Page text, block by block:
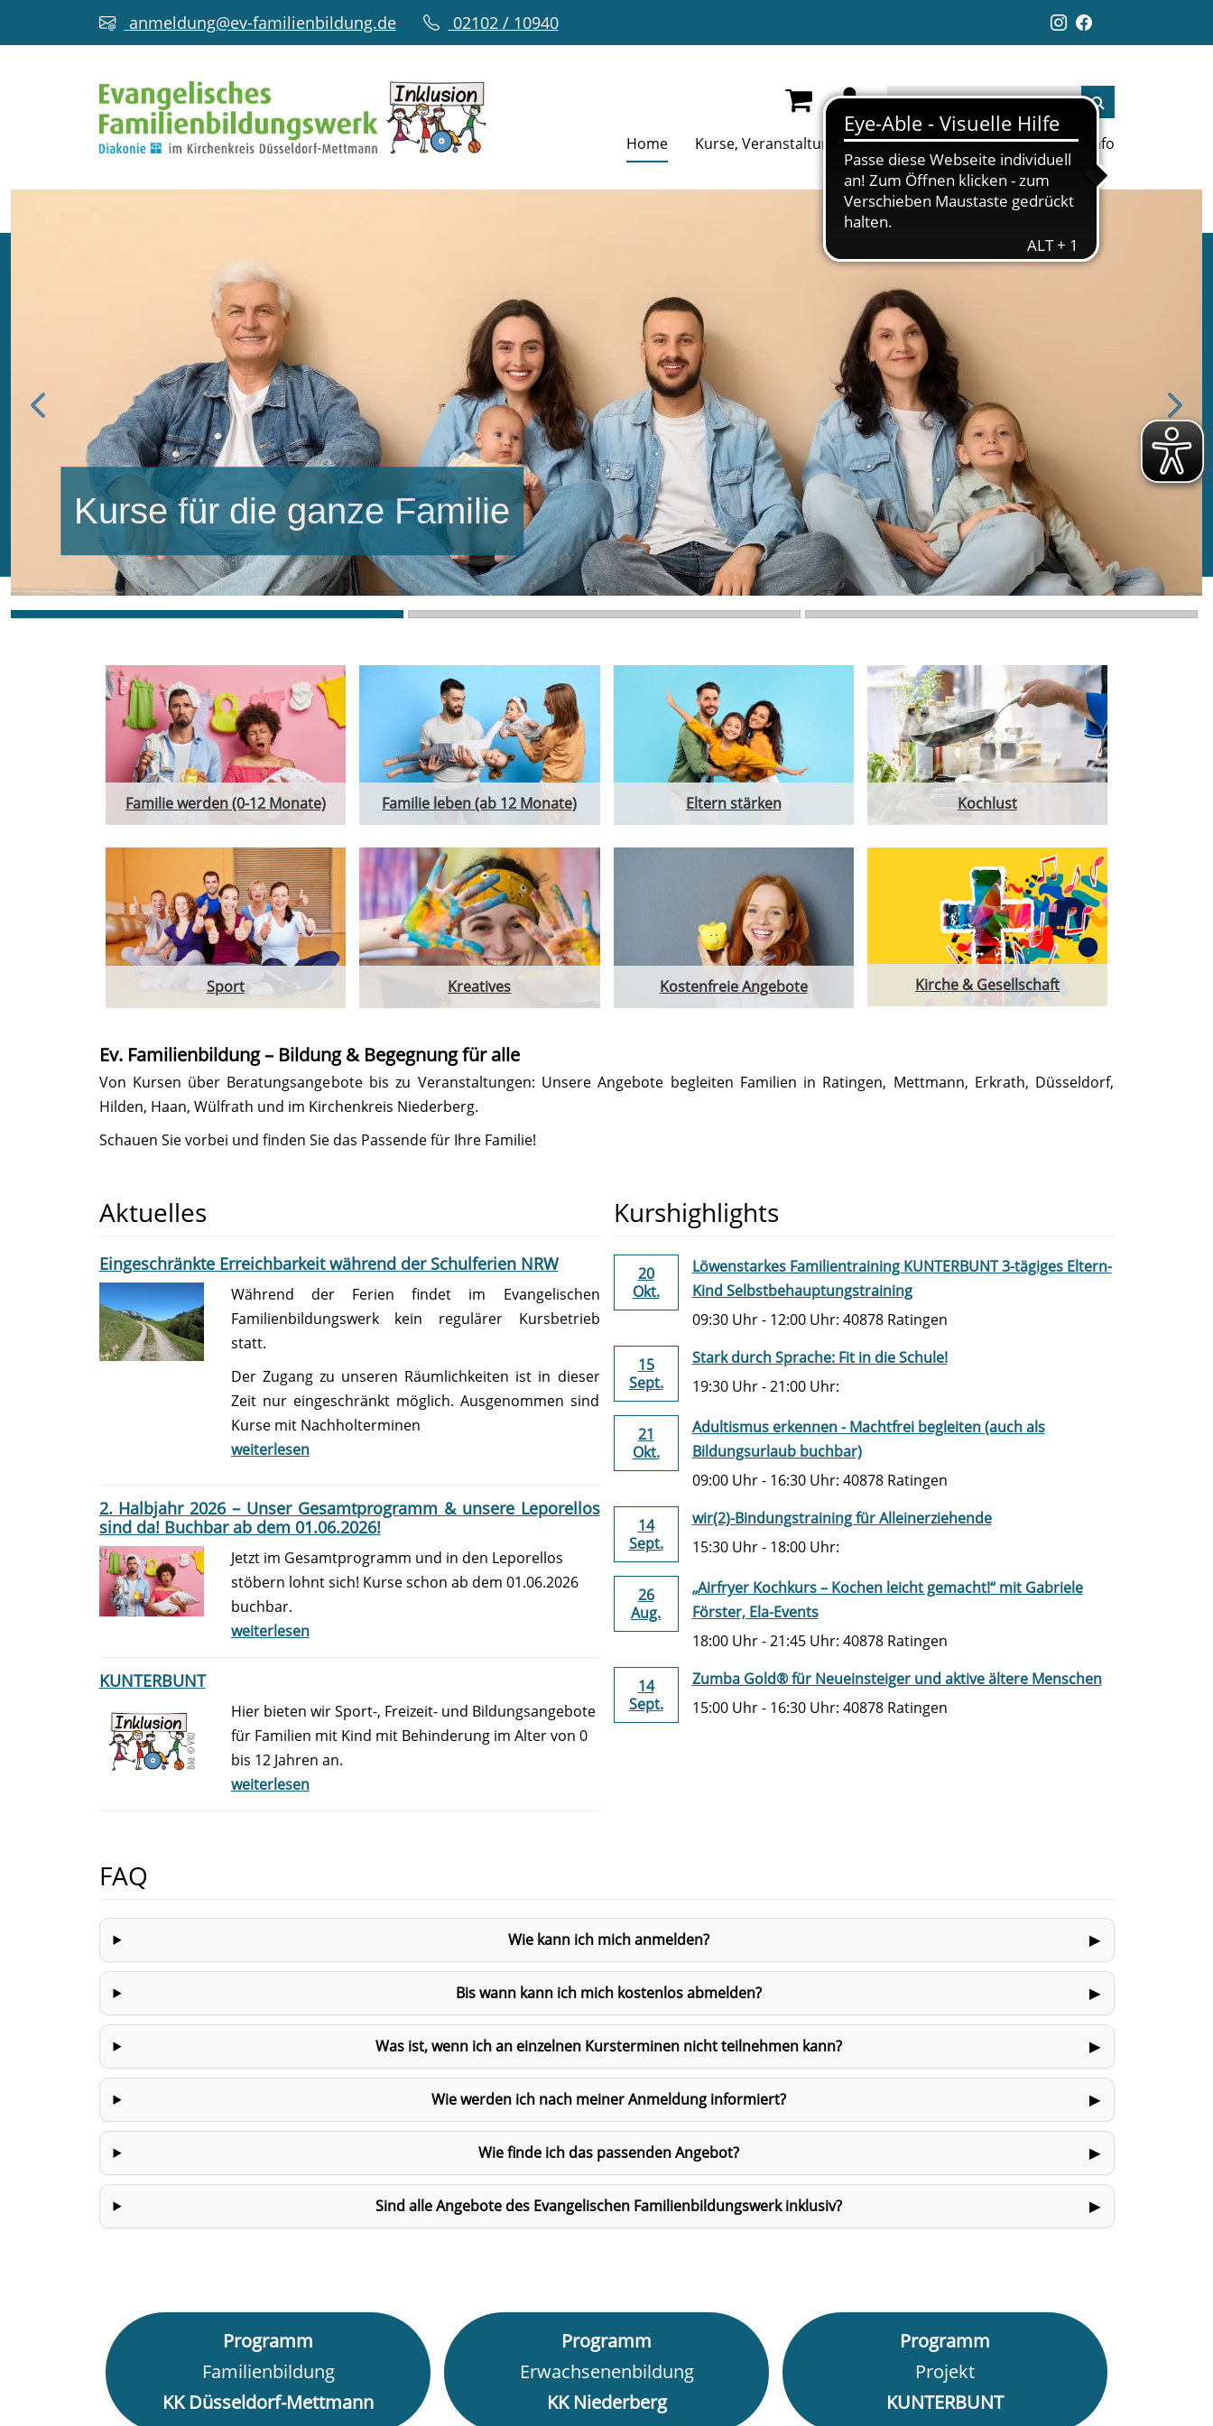
anmeldung@ev-familienbildung.de 02102 / 10940
Home Kurse, Veranstaltungen Aktuelles Jobs Links Info
Kurse für die ganze Familie
Familie werden (0-12 Monate) Familie leben (ab 12 Monate) Eltern stärken Kochlust
Sport Kreatives Kostenfreie Angebote Kirche & Gesellschaft
Ev. Familienbildung – Bildung & Begegnung für alle
Von Kursen über Beratungsangebote bis zu Veranstaltungen: Unsere Angebote begleiten Familien in Ratingen, Mettmann, Erkrath, Düsseldorf,
Hilden, Haan, Wülfrath und im Kirchenkreis Niederberg.
Schauen Sie vorbei und finden Sie das Passende für Ihre Familie!
Aktuelles
Eingeschränkte Erreichbarkeit während der Schulferien NRW
Während der Ferien findet im Evangelischen
Familienbildungswerk kein regulärer Kursbetrieb
statt.
Der Zugang zu unseren Räumlichkeiten ist in dieser
Zeit nur eingeschränkt möglich. Ausgenommen sind
Kurse mit Nachholterminen
weiterlesen
2. Halbjahr 2026 – Unser Gesamtprogramm & unsere Leporellos
sind da! Buchbar ab dem 01.06.2026!
Jetzt im Gesamtprogramm und in den Leporellos
stöbern lohnt sich! Kurse schon ab dem 01.06.2026
buchbar.
weiterlesen
KUNTERBUNT
Hier bieten wir Sport-, Freizeit- und Bildungsangebote
für Familien mit Kind mit Behinderung im Alter von 0
bis 12 Jahren an.
weiterlesen
Kurshighlights
20
Okt.
Löwenstarkes Familientraining KUNTERBUNT 3-tägiges Eltern-
Kind Selbstbehauptungstraining
09:30 Uhr - 12:00 Uhr: 40878 Ratingen
15
Sept.
Stark durch Sprache: Fit in die Schule!
19:30 Uhr - 21:00 Uhr:
21
Okt.
Adultismus erkennen - Machtfrei begleiten (auch als
Bildungsurlaub buchbar)
09:00 Uhr - 16:30 Uhr: 40878 Ratingen
14
Sept.
wir(2)-Bindungstraining für Alleinerziehende
15:30 Uhr - 18:00 Uhr:
26
Aug.
„Airfryer Kochkurs – Kochen leicht gemacht!“ mit Gabriele
Förster, Ela-Events
18:00 Uhr - 21:45 Uhr: 40878 Ratingen
14
Sept.
Zumba Gold® für Neueinsteiger und aktive ältere Menschen
15:00 Uhr - 16:30 Uhr: 40878 Ratingen
FAQ
Wie kann ich mich anmelden?
Bis wann kann ich mich kostenlos abmelden?
Was ist, wenn ich an einzelnen Kursterminen nicht teilnehmen kann?
Wie werden ich nach meiner Anmeldung informiert?
Wie finde ich das passenden Angebot?
Sind alle Angebote des Evangelischen Familienbildungswerk inklusiv?
Programm
Familienbildung
KK Düsseldorf-Mettmann
Programm
Erwachsenenbildung
KK Niederberg
Programm
Projekt
KUNTERBUNT